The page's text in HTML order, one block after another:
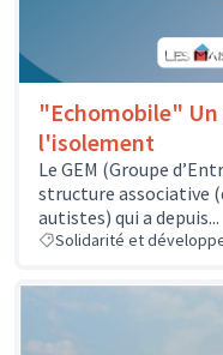
"Echomobile"
l'isolement
Le GEM (Groupe
structure associative
autistes) qui a depuis...
Solidarité et